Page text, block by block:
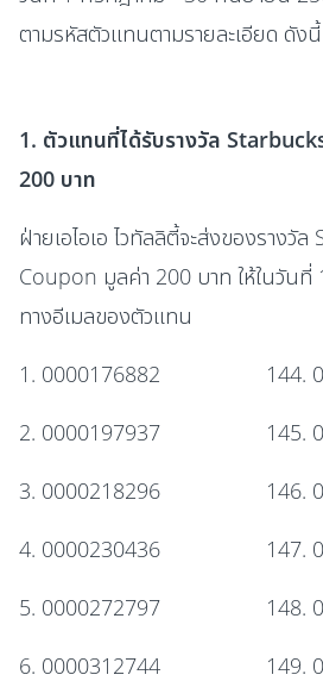
ตามรหัสตัวแทนตามรายละเอียด ดังนี้
1. ตัวแทนที่ได้รับรางวัล
200 บาท
ฝ่ายเอไอเอ ไวทัลลิตี้จะส่งของรางวั
Coupon มูลค่า 200 บาท ให้ในวัน
ทางอีเมลของตัวแทน
1. 0000176882
2. 0000197937
3. 0000218296
4. 0000230436
5. 0000272797
6. 0000312744
144.
145.
146.
147.
148.
149.